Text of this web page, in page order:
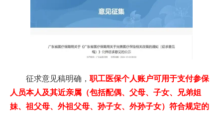
征求意见稿明确， 职工医保个人账户可用于支付参保
人员本人及其近亲属（包括配偶、父母、子女、兄弟姐
妹、祖父母、外祖父母、孙子女、外孙子女）符合规定的